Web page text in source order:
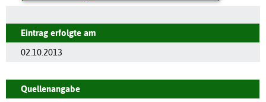
Eintrag erfolgte am
02.10.2013
Quellenangabe